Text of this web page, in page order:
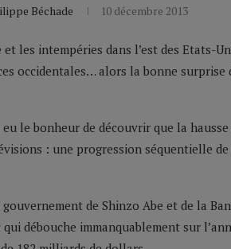
Béchade 10 décembre 2013
les intempéries dans l’est des Etats-
occidentales… alors la bonne
le bonheur de découvrir que la
: une progression séquentielle de
de Shinzo Abe et de la
débouche immanquablement sur